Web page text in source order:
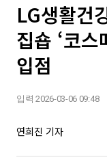
LG생활건
집숍 ‘코스
입점
입력 2026-03-06 09:48
연희진 기자